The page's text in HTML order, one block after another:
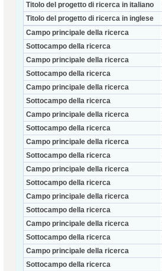
Titolo del progetto di ricerca in italiano
Titolo del progetto di ricerca in inglese
Campo principale della ricerca
Sottocampo della ricerca
Campo principale della ricerca
Sottocampo della ricerca
Campo principale della ricerca
Sottocampo della ricerca
Campo principale della ricerca
Sottocampo della ricerca
Campo principale della ricerca
Sottocampo della ricerca
Campo principale della ricerca
Sottocampo della ricerca
Campo principale della ricerca
Sottocampo della ricerca
Campo principale della ricerca
Sottocampo della ricerca
Campo principale della ricerca
Sottocampo della ricerca